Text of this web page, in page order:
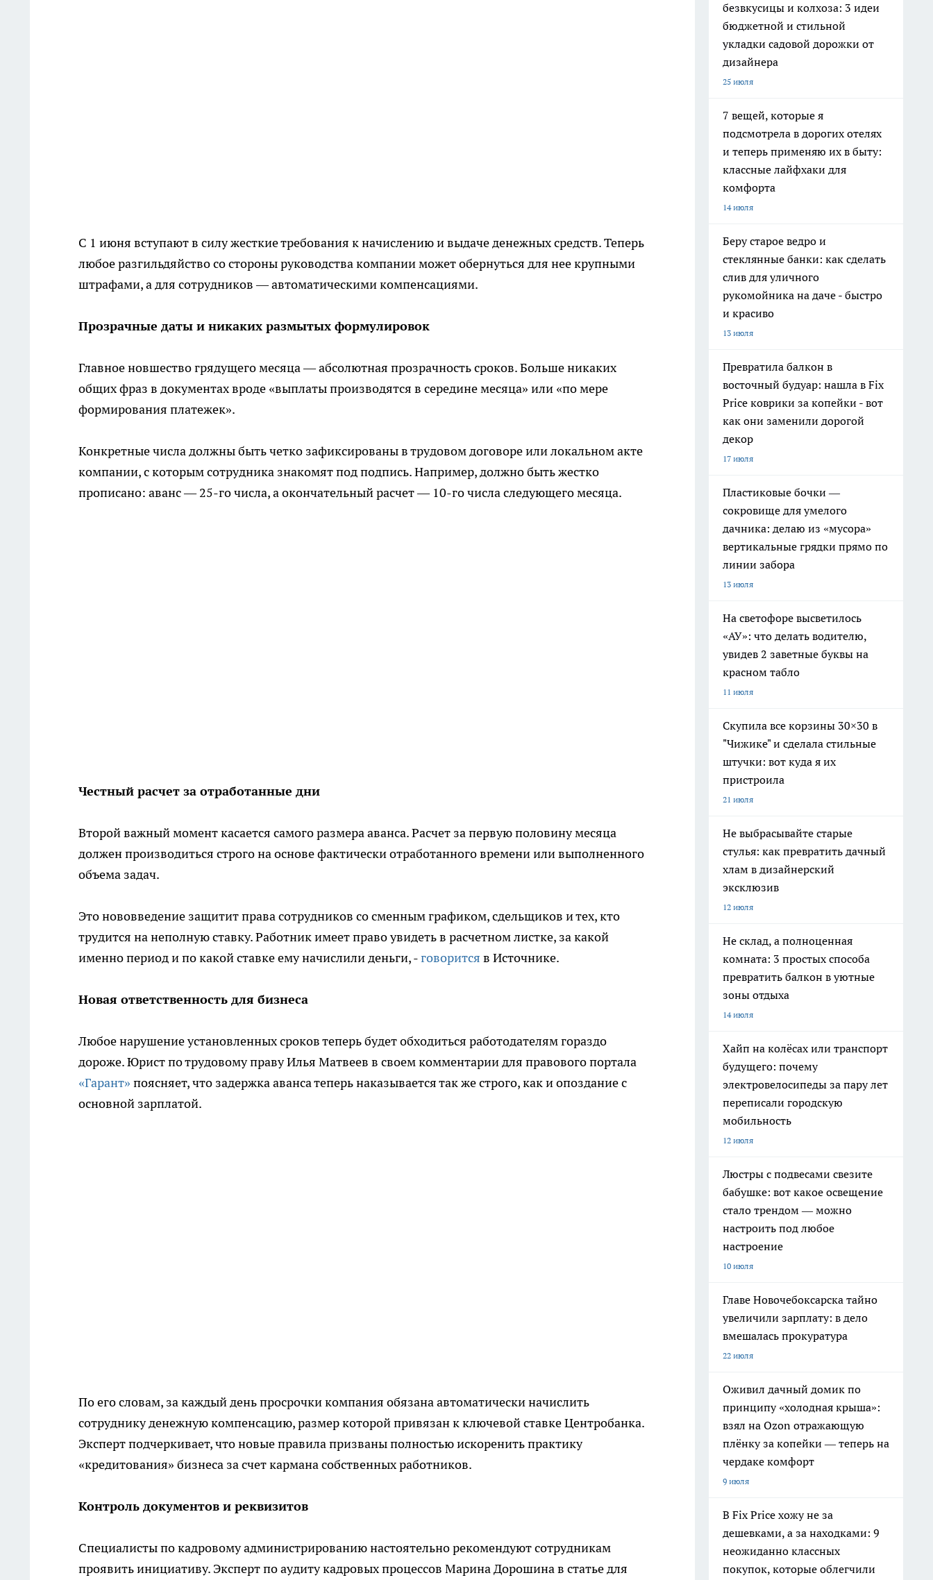
С 1 июня вступают в силу жесткие требования к начислению и выдаче денежных средств. Теперь
любое разгильдяйство со стороны руководства компании может обернуться для нее крупными
штрафами, а для сотрудников — автоматическими компенсациями.
Прозрачные даты и никаких размытых формулировок
Главное новшество грядущего месяца — абсолютная прозрачность сроков. Больше никаких
общих фраз в документах вроде «выплаты производятся в середине месяца» или «по мере
формирования платежек».
Конкретные числа должны быть четко зафиксированы в трудовом договоре или локальном акте
компании, с которым сотрудника знакомят под подпись. Например, должно быть жестко
прописано: аванс — 25-го числа, а окончательный расчет — 10-го числа следующего месяца.
Честный расчет за отработанные дни
Второй важный момент касается самого размера аванса. Расчет за первую половину месяца
должен производиться строго на основе фактически отработанного времени или выполненного
объема задач.
Это нововведение защитит права сотрудников со сменным графиком, сдельщиков и тех, кто
трудится на неполную ставку. Работник имеет право увидеть в расчетном листке, за какой
именно период и по какой ставке ему начислили деньги, -говорится в Источнике.
Новая ответственность для бизнеса
Любое нарушение установленных сроков теперь будет обходиться работодателям гораздо
дороже. Юрист по трудовому праву Илья Матвеев в своем комментарии для правового портала
«Гарант» поясняет, что задержка аванса теперь наказывается так же строго, как и опоздание с
основной зарплатой.
По его словам, за каждый день просрочки компания обязана автоматически начислить
сотруднику денежную компенсацию, размер которой привязан к ключевой ставке Центробанка.
Эксперт подчеркивает, что новые правила призваны полностью искоренить практику
«кредитования» бизнеса за счет кармана собственных работников.
Контроль документов и реквизитов
Специалисты по кадровому администрированию настоятельно рекомендуют сотрудникам
проявить инициативу. Эксперт по аудиту кадровых процессов Марина Дорошина в статье для
безвкусицы и колхоза: 3 идеи
бюджетной и стильной
укладки садовой дорожки от
дизайнера
25 июля
7 вещей, которые я
подсмотрела в дорогих отелях
и теперь применяю их в быту:
классные лайфхаки для
комфорта
14 июля
Беру старое ведро и
стеклянные банки: как сделать
слив для уличного
рукомойника на даче - быстро
и красиво
13 июля
Превратила балкон в
восточный будуар: нашла в Fix
Price коврики за копейки - вот
как они заменили дорогой
декор
17 июля
Пластиковые бочки —
сокровище для умелого
дачника: делаю из «мусора»
вертикальные грядки прямо по
линии забора
13 июля
На светофоре высветилось
«АУ»: что делать водителю,
увидев 2 заветные буквы на
красном табло
11 июля
Скупила все корзины 30×30 в
"Чижике" и сделала стильные
штучки: вот куда я их
пристроила
21 июля
Не выбрасывайте старые
стулья: как превратить дачный
хлам в дизайнерский
эксклюзив
12 июля
Не склад, а полноценная
комната: 3 простых способа
превратить балкон в уютные
зоны отдыха
14 июля
Хайп на колёсах или транспорт
будущего: почему
электровелосипеды за пару лет
переписали городскую
мобильность
12 июля
Люстры с подвесами свезите
бабушке: вот какое освещение
стало трендом — можно
настроить под любое
настроение
10 июля
Главе Новочебоксарска тайно
увеличили зарплату: в дело
вмешалась прокуратура
22 июля
Оживил дачный домик по
принципу «холодная крыша»:
взял на Ozon отражающую
плёнку за копейки — теперь на
чердаке комфорт
9 июля
В Fix Price хожу не за
дешевками, а за находками: 9
неожиданно классных
покупок, которые облегчили